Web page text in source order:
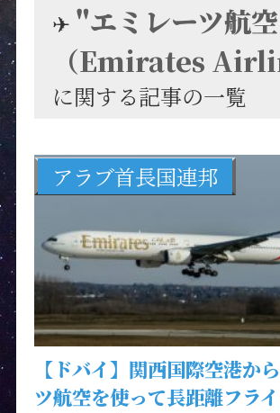
✈︎ "エミレーツ航空
（Emirates
に関する記事の一覧
アラブ首長国連邦
【ドバイ】関西国際空港か
ツ航空を使って長距離フラ